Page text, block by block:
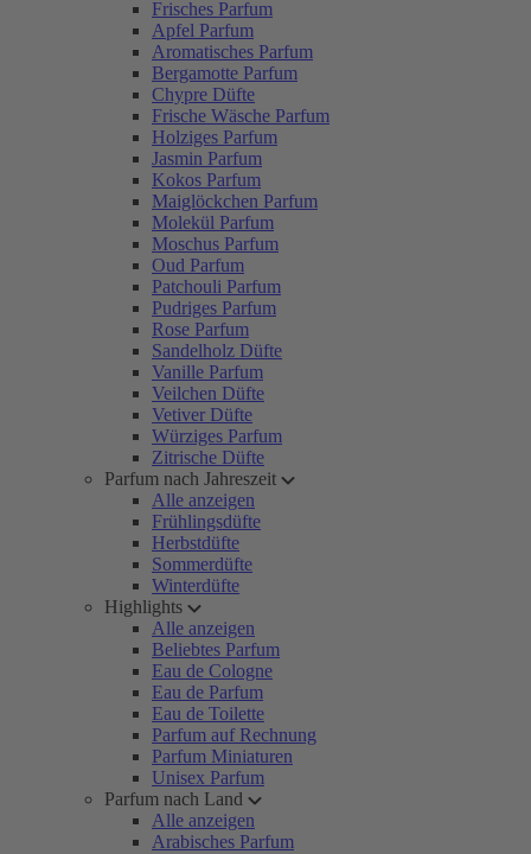
Frisches Parfum
Apfel Parfum
Aromatisches Parfum
Bergamotte Parfum
Chypre Düfte
Frische Wäsche Parfum
Holziges Parfum
Jasmin Parfum
Kokos Parfum
Maiglöckchen Parfum
Molekül Parfum
Moschus Parfum
Oud Parfum
Patchouli Parfum
Pudriges Parfum
Rose Parfum
Sandelholz Düfte
Vanille Parfum
Veilchen Düfte
Vetiver Düfte
Würziges Parfum
Zitrische Düfte
Parfum nach Jahreszeit
Alle anzeigen
Frühlingsdüfte
Herbstdüfte
Sommerdüfte
Winterdüfte
Highlights
Alle anzeigen
Beliebtes Parfum
Eau de Cologne
Eau de Parfum
Eau de Toilette
Parfum auf Rechnung
Parfum Miniaturen
Unisex Parfum
Parfum nach Land
Alle anzeigen
Arabisches Parfum